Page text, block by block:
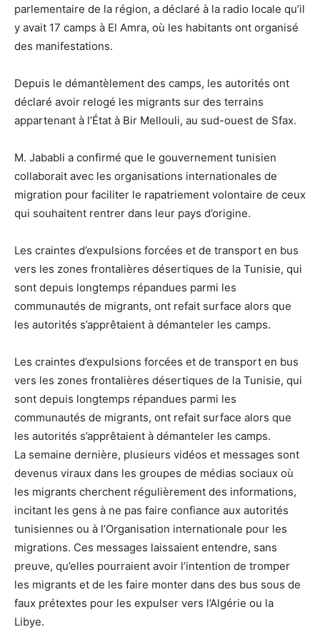
parlementaire de la région, a déclaré à la radio locale qu’il
y avait 17 camps à El Amra, où les habitants ont organisé
des manifestations.
Depuis le démantèlement des camps, les autorités ont
déclaré avoir relogé les migrants sur des terrains
appartenant à l’État à Bir Mellouli, au sud-ouest de Sfax.
M. Jababli a confirmé que le gouvernement tunisien
collaborait avec les organisations internationales de
migration pour faciliter le rapatriement volontaire de ceux
qui souhaitent rentrer dans leur pays d’origine.
Les craintes d’expulsions forcées et de transport en bus
vers les zones frontalières désertiques de la Tunisie, qui
sont depuis longtemps répandues parmi les
communautés de migrants, ont refait surface alors que
les autorités s’apprêtaient à démanteler les camps.
Les craintes d’expulsions forcées et de transport en bus
vers les zones frontalières désertiques de la Tunisie, qui
sont depuis longtemps répandues parmi les
communautés de migrants, ont refait surface alors que
les autorités s’apprêtaient à démanteler les camps.
La semaine dernière, plusieurs vidéos et messages sont
devenus viraux dans les groupes de médias sociaux où
les migrants cherchent régulièrement des informations,
incitant les gens à ne pas faire confiance aux autorités
tunisiennes ou à l’Organisation internationale pour les
migrations. Ces messages laissaient entendre, sans
preuve, qu’elles pourraient avoir l’intention de tromper
les migrants et de les faire monter dans des bus sous de
faux prétextes pour les expulser vers l’Algérie ou la
Libye.